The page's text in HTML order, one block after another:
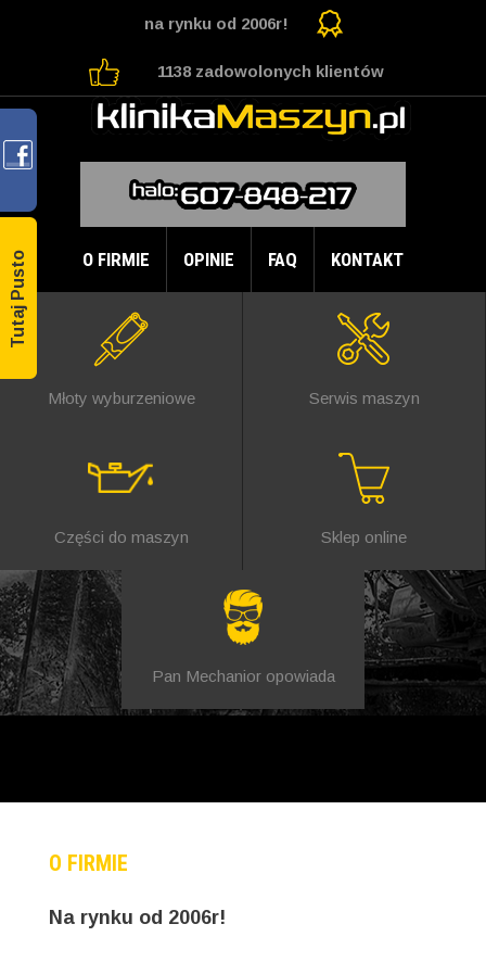
Tutaj Pusto
na rynku od 2006r!
1138 zadowolonych klientów
O FIRMIE OPINIE FAQ KONTAKT
Młoty wyburzeniowe Serwis maszyn
Części do maszyn Sklep online
Pan Mechanior opowiada
O FIRMIE
Na rynku od 2006r!